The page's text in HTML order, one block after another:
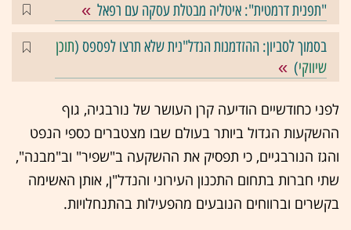
"תפנית דרמטית": איטליה מבטלת עסקה עם רפאל
בסמוך לסביון: ההזדמנות הנדל"נית שלא תרצו לפספס (תוכן
שיווקי)
לפני כחודשיים הודיעה קרן העושר של נורבגיה, גוף
ההשקעות הגדול ביותר בעולם שבו מצטברים כספי הנפט
והגז הנורבגיים, כי תפסיק את ההשקעה ב"שפיר" וב"מבנה",
שתי חברות בתחום התכנון העירוני והנדל"ן, אותן האשימה
בקשרים וברווחים הנובעים מהפעילות בהתנחלויות.